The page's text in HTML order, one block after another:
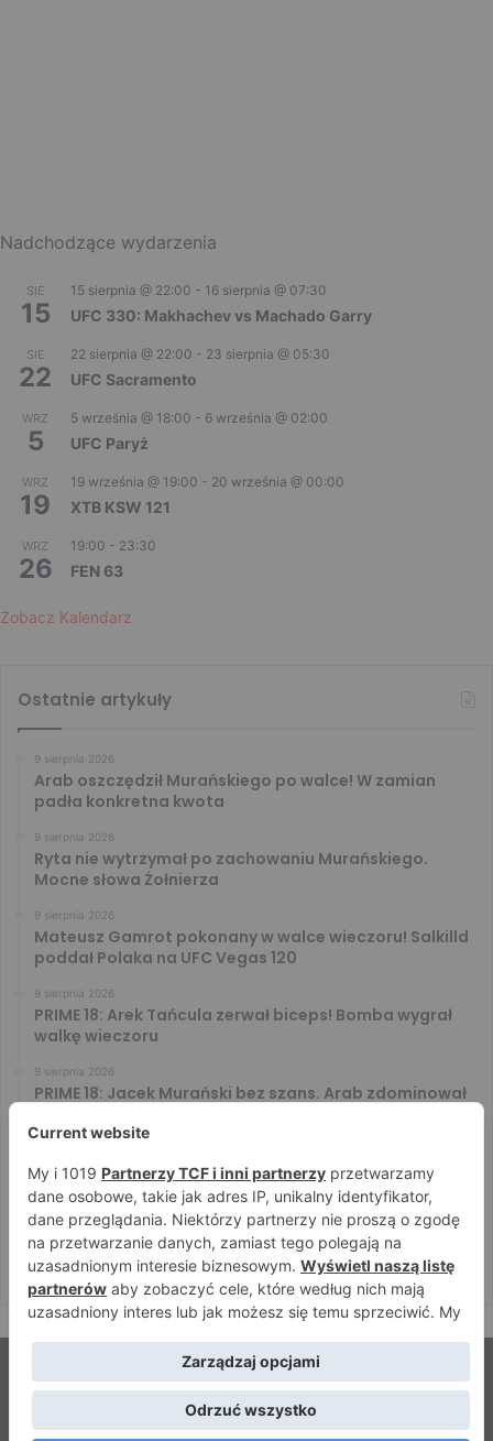
Nadchodzące wydarzenia
SIE
15
15 sierpnia @ 22:00 - 16 sierpnia @ 07:30
UFC 330: Makhachev vs Machado Garry
SIE
22
22 sierpnia @ 22:00 - 23 sierpnia @ 05:30
UFC Sacramento
WRZ
5
5 września @ 18:00 - 6 września @ 02:00
UFC Paryż
WRZ
19
19 września @ 19:00 - 20 września @ 00:00
XTB KSW 121
WRZ
26
19:00 - 23:30
FEN 63
Zobacz Kalendarz
Ostatnie artykuły
9 sierpnia 2026
Arab oszczędził Murańskiego po walce! W zamian
padła konkretna kwota
9 sierpnia 2026
Ryta nie wytrzymał po zachowaniu Murańskiego.
Mocne słowa Żołnierza
9 sierpnia 2026
Mateusz Gamrot pokonany w walce wieczoru! Salkilld
poddał Polaka na UFC Vegas 120
9 sierpnia 2026
PRIME 18: Arek Tańcula zerwał biceps! Bomba wygrał
walkę wieczoru
9 sierpnia 2026
PRIME 18: Jacek Murański bez szans. Arab zdominował
PRIME 18: Mariusz Wach rozbity przez 6. rywali. Gypsy
Team zwyciężył w 3. rundzie
8 sierpnia 2026
PRIME 18: Bagieta wrócił i wygrał. Wampirek przegrał w
2. rundzie
© Strefamma.pl 2026, Wszelkie prawa zastrzeżone |
Home
Redakcja Kontakt